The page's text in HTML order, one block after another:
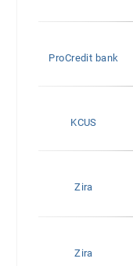
ProCredit bank
KCUS
Zira
Zira